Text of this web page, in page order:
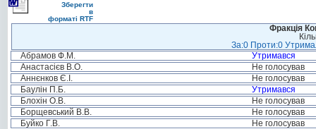
Зберегти
в
форматі RTF
Фракція
За:0 Проти:0
Абрамов Ф.М.
Утримався
Анастасієв В.О.
Не голосував
Аннєнков Є.І.
Не голосував
Баулін П.Б.
Утримався
Блохін О.В.
Не голосував
Борщевський В.В.
Не голосував
Буйко Г.В.
Не голосував